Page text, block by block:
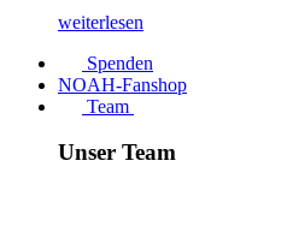
weiterlesen
Spenden
NOAH-Fanshop
Team
Unser Team